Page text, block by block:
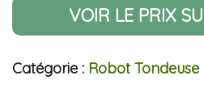
VOIR LE PRIX
Catégorie : Robot Tondeuse